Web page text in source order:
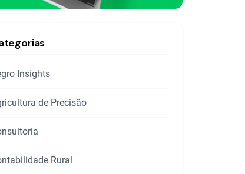
Insights
de Precisão
Rural